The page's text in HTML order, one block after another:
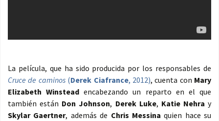
La película, que ha sido producida por los responsables de
Cruce de caminos(Derek Ciafrance, 2012), cuenta con Mary
Elizabeth Winstead encabezando un reparto en el que
también están Don Johnson, Derek Luke, Katie Nehra y
Skylar Gaertner, además de Chris Messina quien hace su